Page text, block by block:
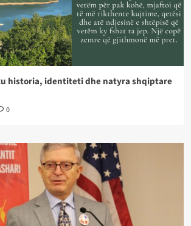
historia, identiteti dhe natyra shqiptare
0